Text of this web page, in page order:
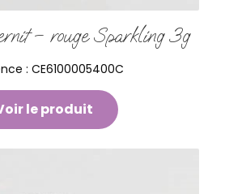
– rouge Sparkling 3g
: CE6100005400C
le produit